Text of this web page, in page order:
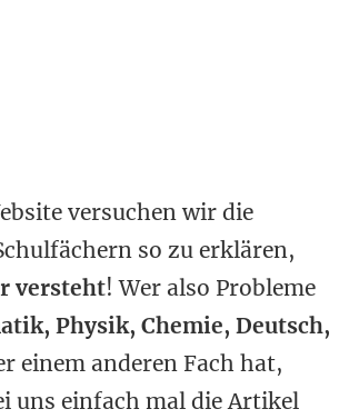
versuchen wir die
so zu erklären,
versteht! Wer also Probleme
Physik, Chemie, Deutsch,
einem anderen Fach hat,
uns einfach mal die Artikel